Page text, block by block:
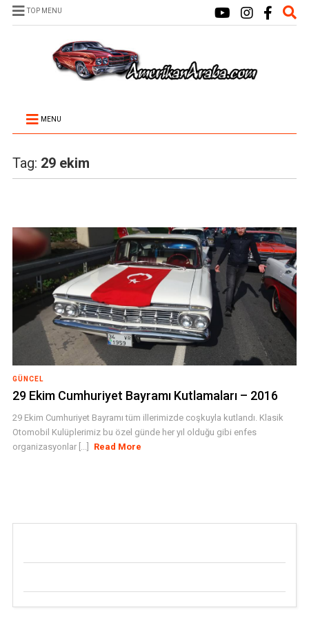
TOP MENU
MENU
Tag: 29 ekim
GÜNCEL
29 Ekim Cumhuriyet Bayramı Kutlamaları – 2016
29 Ekim Cumhuriyet Bayramı tüm illerimizde coşkuyla kutlandı. Klasik
Otomobil Kulüplerimiz bu özel günde her yıl olduğu gibi enfes
organizasyonlar [...]
Read More